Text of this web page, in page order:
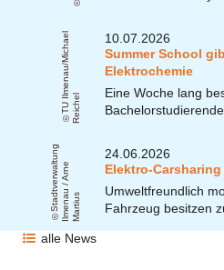
T
UIl
m
e
n
a
u
/
Mi
c
h
a
el
R
ei
c
hel
10.07.2026
Summer School
Elektrochemie
Eine Woche lang
S
t
a d
t
v
e
r
wal
t
u
n
g
Il
m
e
n a
u
/
A
r
ne
M
a
r
ti
u s
24.06.2026
Elektro-
Umweltfreundlich
Fahrzeug besitzen
alle News